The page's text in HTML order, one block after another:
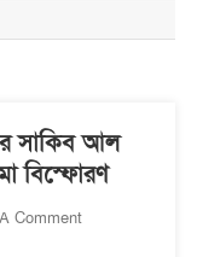
সাকিব আল
বিস্ফোরণ
CommentOn